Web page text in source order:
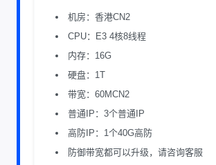
机房：香港CN2
CPU：E3 4核8线程
内存：16G
硬盘：1T
带宽：60MCN2
普通IP：3个普通IP
高防IP：1个40G高防
防御带宽都可以升级，请咨询客服